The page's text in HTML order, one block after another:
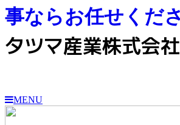
タツマ産業株式会社
MENU